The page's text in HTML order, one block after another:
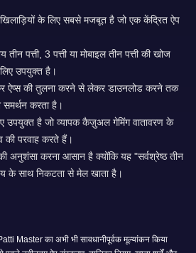
के लिए सबसे मजबूत है जो एक केंद्रित ऐप
पत्ती, 3 पत्ती या मोबाइल तीन पत्ती की खोज
उपयुक्त है।
ऐप्स की तुलना करने से लेकर डाउनलोड करने तक
समर्थन करता है।
उपयुक्त है जो व्यापक कैज़ुअल गेमिंग वातावरण के
की परवाह करते हैं।
अनुशंसा करना आसान है क्योंकि यह "सर्वश्रेष्ठ तीन
के साथ निकटता से मेल खाता है।
का अभी भी सावधानीपूर्वक मूल्यांकन किया